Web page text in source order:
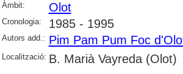
Àmbit: Olot
Cronologia: 1985 - 1995
Autors add.: Pim Pam Pum Foc
Localització: B. Marià Vayreda (Olot)